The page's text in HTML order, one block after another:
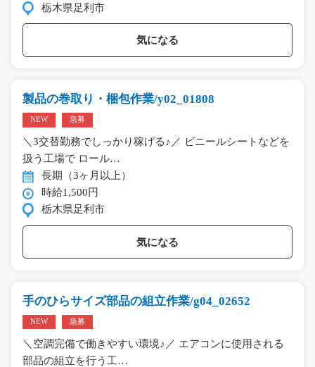
栃木県足利市
気になる
製品の巻取り・梱包作業/y02_01808
NEW 急募
＼3交替勤務でしっかり稼げる♪／ ビニールシートなどを
扱う工場で ロール…
長期（3ヶ月以上）
時給1,500円
栃木県足利市
気になる
手のひらサイズ部品の組立作業/g04_02652
NEW 急募
＼空調完備で働きやすい環境♪／ エアコンに使用される
部品の組立を行う工…